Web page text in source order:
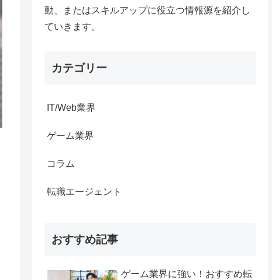
動、またはスキルアップに役立つ情報源を紹介し
ていきます。
カテゴリー
IT/Web業界
ゲーム業界
コラム
転職エージェント
おすすめ記事
ゲーム業界に強い！おすすめ転